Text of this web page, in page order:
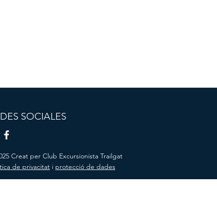
SOCIALES
Creat per Club Excursionista Trailgat
de privacitat i protecció de dades